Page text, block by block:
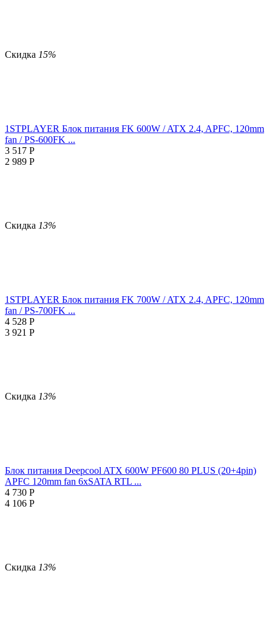
Скидка 15%
1STPLAYER Блок питания FK 600W / ATX 2.4, APFC, 120mm
fan / PS-600FK ...
3 517 Р
2 989 Р
Скидка 13%
1STPLAYER Блок питания FK 700W / ATX 2.4, APFC, 120mm
fan / PS-700FK ...
4 528 Р
3 921 Р
Скидка 13%
Блок питания Deepcool ATX 600W PF600 80 PLUS (20+4pin)
APFC 120mm fan 6xSATA RTL ...
4 730 Р
4 106 Р
Скидка 13%